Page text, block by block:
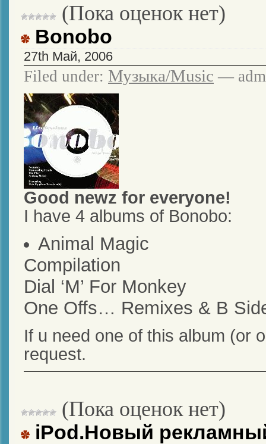
(Пока оценок нет)
Bonobo
27th Май, 2006
Filed under: Музыка/Music —
Good newz for everyone!
I have 4 albums of Bonobo:
Animal Magic
Compilation
Dial ‘M’ For Monkey
One Offs… Remixes & B
If u need one of this album (or
request.
(Пока оценок нет)
iPod.Новый